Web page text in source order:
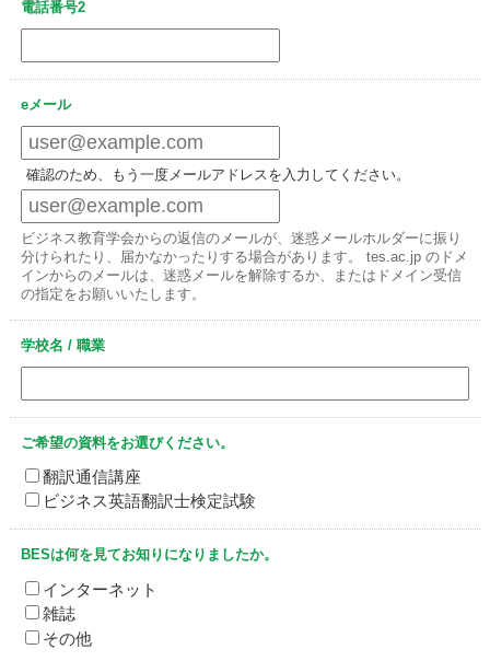
電話番号2
eメール
確認のため、もう一度メールアドレスを入力してください。
ビジネス教育学会からの返信のメールが、迷惑メールホルダーに振り
分けられたり、届かなかったりする場合があります。 tes.ac.jp のドメ
インからのメールは、迷惑メールを解除するか、またはドメイン受信
の指定をお願いいたします。
学校名 / 職業
ご希望の資料をお選びください。
翻訳通信講座
ビジネス英語翻訳士検定試験
BESは何を見てお知りになりましたか。
インターネット
雑誌
その他